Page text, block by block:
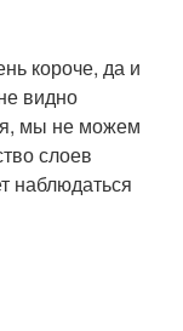
короче, да и
видно
мы не можем
слоев
наблюдаться